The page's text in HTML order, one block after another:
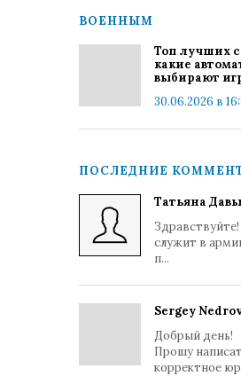
ВОЕННЫМ
Топ лучших
какие
выбирают
30.06.2026 в
ПОСЛЕДНИЕ
Татьяна
служит в
п...
Sergey
Добрый день!
Прошу
корректное